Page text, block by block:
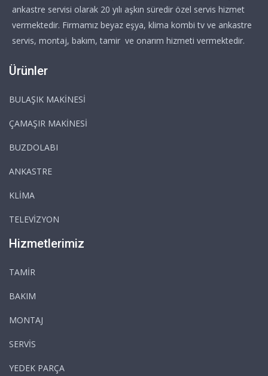
ankastre servisi olarak 20 yılı aşkın süredir özel servis hizmet
vermektedir. Firmamız beyaz eşya, klima kombi tv ve ankastre
servis, montaj, bakım, tamir ve onarım hizmeti vermektedir.
Ürünler
BULAŞIK MAKİNESİ
ÇAMAŞIR MAKİNESİ
BUZDOLABI
ANKASTRE
KLİMA
TELEVİZYON
Hizmetlerimiz
TAMİR
BAKIM
MONTAJ
SERVİS
YEDEK PARÇA